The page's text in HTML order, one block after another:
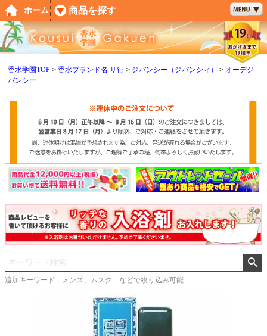
香水学園TOP 香水ブランド名 サ行 ジバンシー（ジバンシィ）
オーデジ
バンシー
追加キーワード メンズ、ムスク などで絞り込み可能
ペー
ジト
ップ
へ
ホーム 商品を探す